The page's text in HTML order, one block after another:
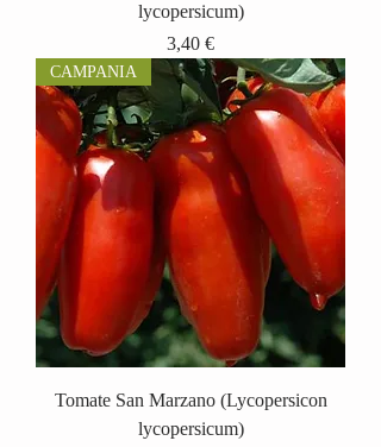
lycopersicum)
Precio
3,40 €
CAMPANIA
Tomate San Marzano (Lycopersicon
lycopersicum)